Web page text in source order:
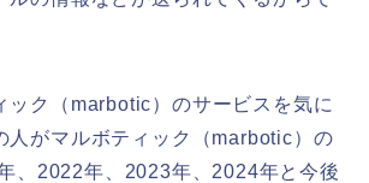
ック（marbotic）のサービスを気に
人がマルボティック（marbotic）の
、2022年、2023年、2024年と今後